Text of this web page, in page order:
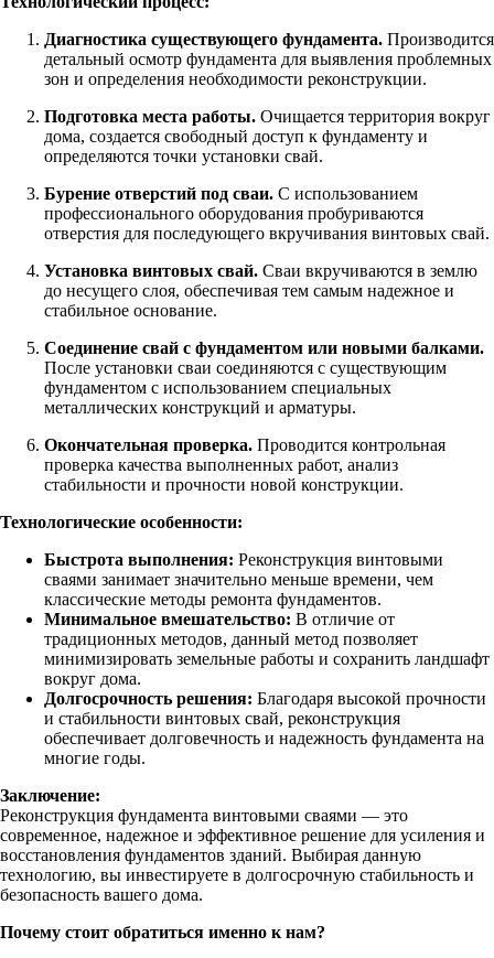
Диагностика существующего фундамента. Производится
детальный осмотр фундамента для выявления проблемных
зон и определения необходимости реконструкции.
Подготовка места работы. Очищается территория вокруг
дома, создается свободный доступ к фундаменту и
определяются точки установки свай.
Бурение отверстий под сваи. С использованием
профессионального оборудования пробуриваются
отверстия для последующего вкручивания винтовых свай.
Установка винтовых свай. Сваи вкручиваются в землю
до несущего слоя, обеспечивая тем самым надежное и
стабильное основание.
Соединение свай с фундаментом или новыми балками.
После установки сваи соединяются с существующим
фундаментом с использованием специальных
металлических конструкций и арматуры.
Окончательная проверка. Проводится контрольная
проверка качества выполненных работ, анализ
стабильности и прочности новой конструкции.
Технологические особенности:
Быстрота выполнения: Реконструкция винтовыми
сваями занимает значительно меньше времени, чем
классические методы ремонта фундаментов.
Минимальное вмешательство: В отличие от
традиционных методов, данный метод позволяет
минимизировать земельные работы и сохранить ландшафт
вокруг дома.
Долгосрочность решения: Благодаря высокой прочности
и стабильности винтовых свай, реконструкция
обеспечивает долговечность и надежность фундамента на
многие годы.
Заключение:
Реконструкция фундамента винтовыми сваями — это
современное, надежное и эффективное решение для усиления и
восстановления фундаментов зданий. Выбирая данную
технологию, вы инвестируете в долгосрочную стабильность и
безопасность вашего дома.
Почему стоит обратиться именно к нам?